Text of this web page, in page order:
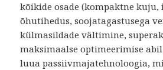
kõikide osade (kompaktne kuju,
õhutihedus, soojatagastusega
külmasildade vältimine,
maksimaalse optimeerimise
luua passiivmajatehnoloogia,